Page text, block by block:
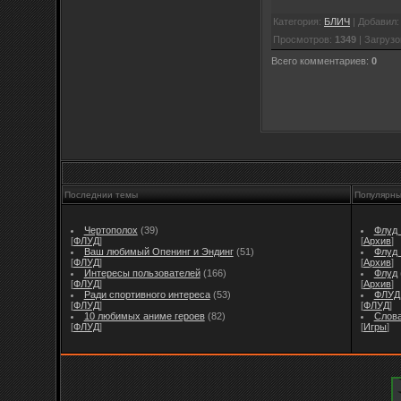
Категория: БЛИЧ | Добавил:
Просмотров: 1349 |
Всего комментариев: 0
Последнии темы
Чертополох (39)
[ФЛУД]
Ваш любимый Опенинг и Эндинг (51)
[ФЛУД]
Интересы пользователей (166)
[ФЛУД]
Ради спортивного интереса (53)
[ФЛУД]
10 любимых аниме героев (82)
[ФЛУД]
Флуд
[Архив]
Флуд
[Архив]
Флуд
[Архив]
ФЛУД
[ФЛУД]
[Игры]